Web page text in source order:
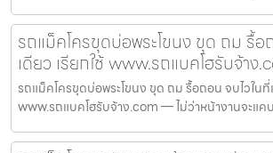
รถแม็คโครขุดบ่อพระโขนง ขุด ถม รื้อ
เดียว เรียกใช้ www.รถแบคโฮรับจ้าง
รถแม็คโครขุดบ่อพระโขนง ขุด ถม รื้อถอน จบไวในที่
www.รถแบคโฮรับจ้าง.com — ไม่ว่าหน้างานจะแค